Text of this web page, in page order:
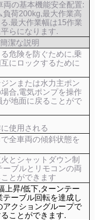
の基本機能安全配置:
荷200kg,最大作業高
.最大作業幅は15作業
らになります.
簡潔な説明
危険を防ぐために,乗
にロックするために
ンまたは水力主ポン
合,電気ポンプを操作
が地面に戻ることがで
使用される
全車両の傾斜状態を
とシャットダウン制
ーブルとリモコンの両
とができます
上昇/低下,ターンテー
テーブル回転を達成し
アクショングループで
ことができます.